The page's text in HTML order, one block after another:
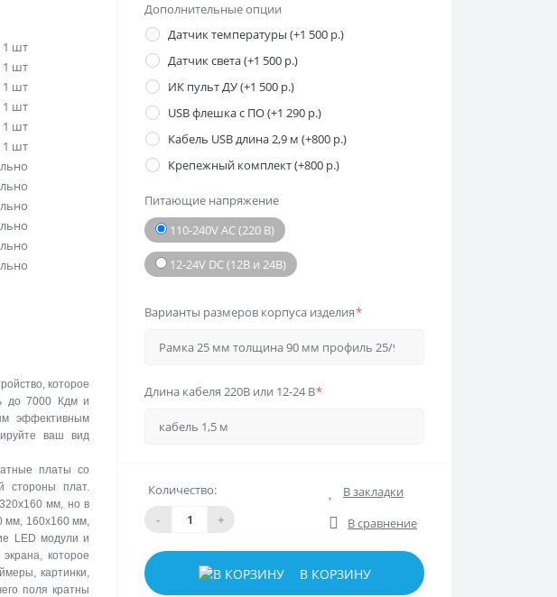
1 шт
1 шт
1 шт
1 шт
1 шт
1 шт
которое
до 7000 Кдм и
эффективным
ваш вид
платы со
стороны плат.
мм, но в
мм, 160х160 мм,
LED модули и
которое
картинки,
поля кратны
Дополнительные опции
Датчик температуры (+1 500 р.)
Датчик света (+1 500 р.)
ИК пульт ДУ (+1 500 р.)
USB флешка с ПО (+1 290 р.)
Кабель USB длина 2,9 м (+800 р.)
Крепежный комплект (+800 р.)
Питающие напряжение
110-240V AC (220 В)
12-24V DC (12В и 24В)
Варианты размеров корпуса изделия*
Длина кабеля 220В или 12-24 В*
Количество:
- +
В закладки
В сравнение
В КОРЗИНУ